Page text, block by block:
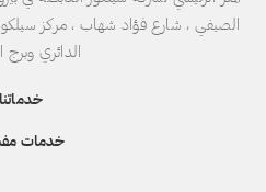
الصيفي ، شارع فؤاد شهاب ، مركز
الدائري وبرج
خدماتنا
خدمات